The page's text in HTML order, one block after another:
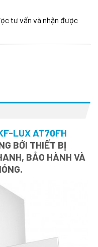
tư vấn và nhận được
LUX AT70FH
BỚI THIẾT BỊ
BẢO HÀNH VÀ